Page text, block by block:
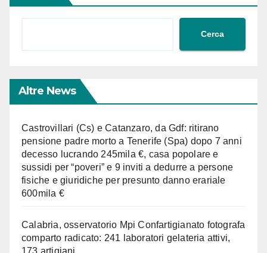
Cerca
Altre News
Castrovillari (Cs) e Catanzaro, da Gdf: ritirano
pensione padre morto a Tenerife (Spa) dopo 7 anni
decesso lucrando 245mila €, casa popolare e
sussidi per “poveri” e 9 inviti a dedurre a persone
fisiche e giuridiche per presunto danno erariale
600mila €
Calabria, osservatorio Mpi Confartigianato fotografa
comparto radicato: 241 laboratori gelateria attivi,
173 artigiani